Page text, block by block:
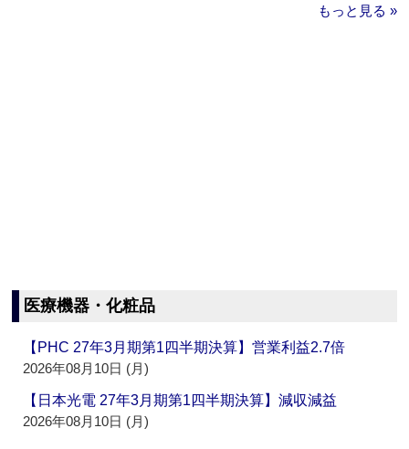
もっと見る »
医療機器・化粧品
【PHC 27年3月期第1四半期決算】営業利益2.7倍
2026年08月10日 (月)
【日本光電 27年3月期第1四半期決算】減収減益
2026年08月10日 (月)